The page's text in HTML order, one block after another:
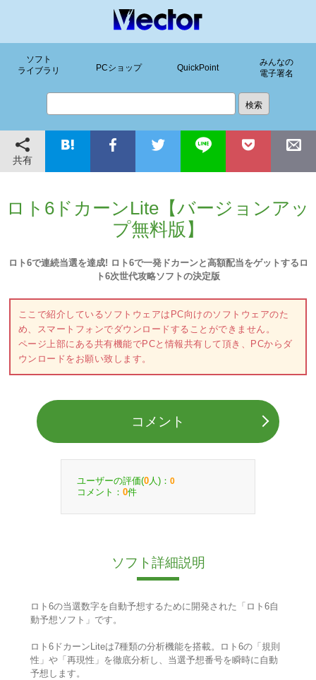
ソフト
ライブラリ
PCショップ QuickPoint
みんなの
電子署名
共有
ロト6ドカーンLite【バージョンアッ
プ無料版】
ロト6で連続当選を達成! ロト6で一発ドカーンと高額配当をゲットするロ
ト6次世代攻略ソフトの決定版
ここで紹介しているソフトウェアはPC向けのソフトウェアのた
め、スマートフォンでダウンロードすることができません。
ページ上部にある共有機能でPCと情報共有して頂き、PCからダ
ウンロードをお願い致します。
コメント
ユーザーの評価(0 人)： 0
コメント： 0件
ソフト詳細説明
ロト6の当選数字を自動予想するために開発された「ロト6自
動予想ソフト」です。
ロト6ドカーンLiteは7種類の分析機能を搭載。ロト6の「規則
性」や「再現性」を徹底分析し、当選予想番号を瞬時に自動
予想します。